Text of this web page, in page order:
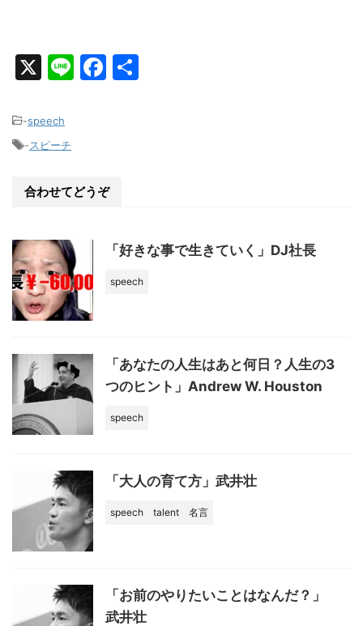
X
Li F
o
k
-speech
-スピーチ
合わせてどうぞ
「好きな事で生きていく」DJ社長
speech
「あなたの人生はあと何日？人生の3
つのヒント」Andrew W. Houston
speech
「大人の育て方」武井壮
speech talent 名言
「お前のやりたいことはなんだ？」
武井壮